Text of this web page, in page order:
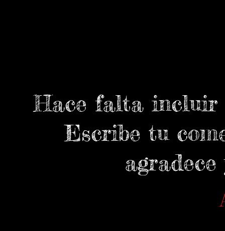
Hace falta incluir
Escribe tu